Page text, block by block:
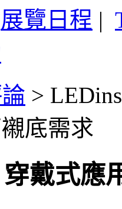
展覽日程 |
>
底需求
戴式應